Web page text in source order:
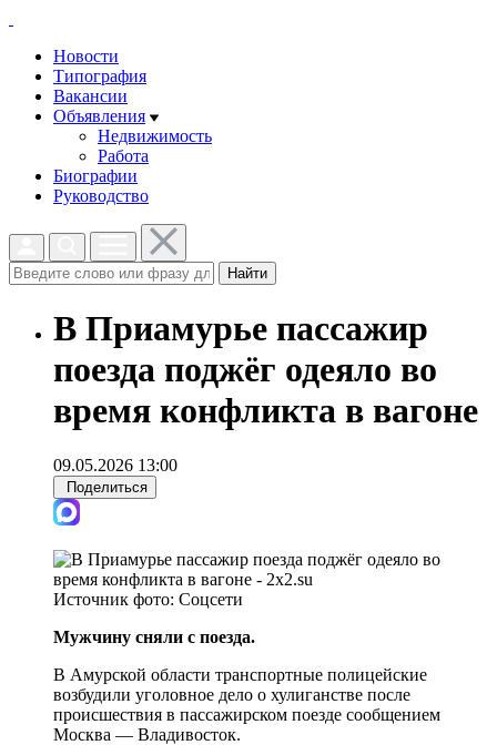
Новости
Типография
Вакансии
Объявления
Недвижимость
Работа
Биографии
Руководство
Найти
В Приамурье пассажир
поезда поджёг одеяло во
время конфликта в вагоне
09.05.2026 13:00
Поделиться
Источник фото: Соцсети
Мужчину сняли с поезда.
В Амурской области транспортные полицейские
возбудили уголовное дело о хулиганстве после
происшествия в пассажирском поезде сообщением
Москва — Владивосток.